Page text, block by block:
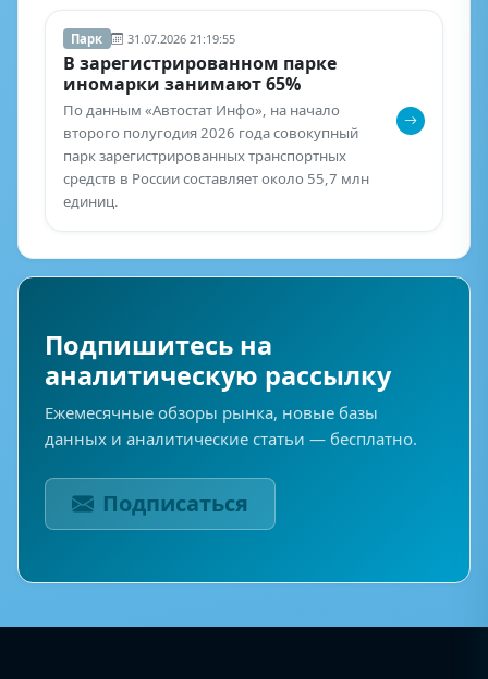
Парк 31.07.2026 21:19:55
В зарегистрированном парке
иномарки занимают 65%
По данным «Автостат Инфо», на начало
второго полугодия 2026 года совокупный
парк зарегистрированных транспортных
средств в России составляет около 55,7 млн
единиц.
Подпишитесь на
аналитическую рассылку
Ежемесячные обзоры рынка, новые базы
данных и аналитические статьи — бесплатно.
Подписаться